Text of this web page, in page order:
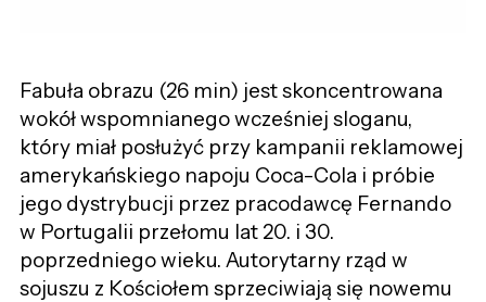
Fabuła obrazu (26 min) jest skoncentrowana
wokół wspomnianego wcześniej sloganu,
który miał posłużyć przy kampanii reklamowej
amerykańskiego napoju Coca-Cola i próbie
jego dystrybucji przez pracodawcę Fernando
w Portugalii przełomu lat 20. i 30.
poprzedniego wieku. Autorytarny rząd w
sojuszu z Kościołem sprzeciwiają się nowemu